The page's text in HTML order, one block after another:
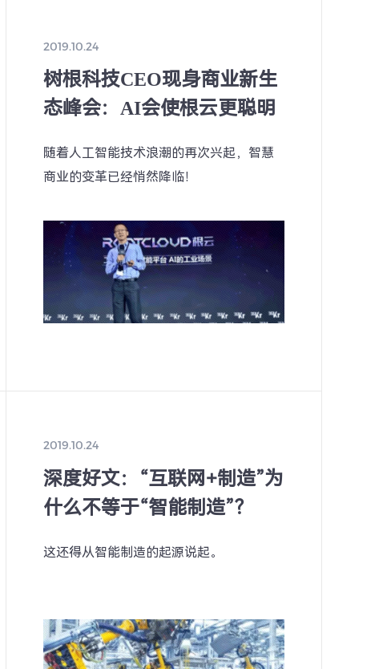
2019.10.24
树根科技CEO现身商业新生
态峰会：AI会使根云更聪明
随着人工智能技术浪潮的再次兴起，智慧
商业的变革已经悄然降临！
2019.10.24
深度好文：“互联网+制造”为
什么不等于“智能制造”？
这还得从智能制造的起源说起。